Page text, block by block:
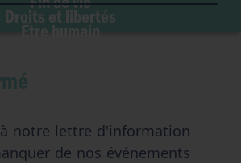
Droits et libertés
Accès aux origines
Être humain
Transhumanisme
notre lettre d'information
de nos événements